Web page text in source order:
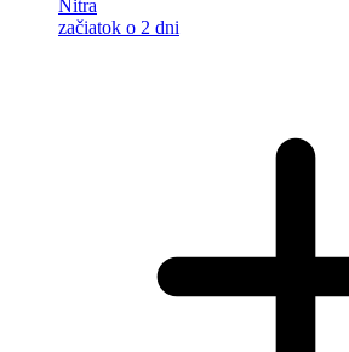
Nitra
začiatok o 2 dni